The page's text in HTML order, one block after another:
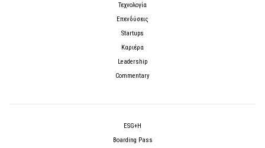
Τεχνολογία
Επενδύσεις
Startups
Καριέρα
Leadership
Commentary
ESG+H
Boarding Pass